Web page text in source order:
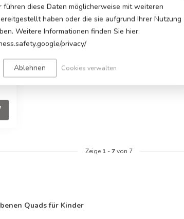
Zeige 1 -7von 7
Quads für Kinder
diese Daten möglicherweise mit weiteren
haben oder die sie aufgrund Ihrer Nutzung
Weitere Informationen finden Sie hier:
privacy/
Ablehnen Cookies verwalten